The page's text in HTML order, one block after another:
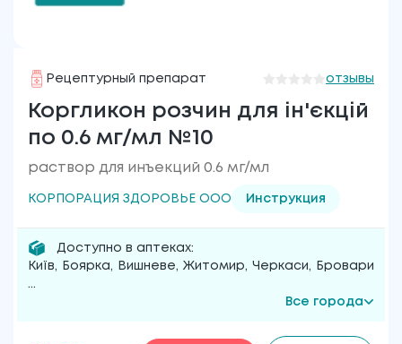
Рецептурный препарат отзывы
Коргликон розчин для ін'єкцій
по 0.6 мг/мл №10
раствор для инъекций 0.6 мг/мл
КОРПОРАЦИЯ ЗДОРОВЬЕ ООО Инструкция
Доступно в аптеках:
Київ, Боярка, Вишневе, Житомир, Черкаси,
Бровари
...
Все города